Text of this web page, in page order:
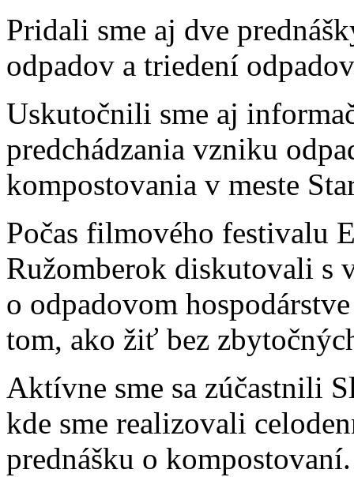
Pridali sme aj dve
odpadov a triedení
Uskutočnili sme aj
predchádzania vzniku
kompostovania v meste
Počas filmového festivalu
Ružomberok diskutovali s
o odpadovom
tom, ako žiť bez
Aktívne sme sa zúčastnili
kde sme realizovali
prednášku o kompostovaní.